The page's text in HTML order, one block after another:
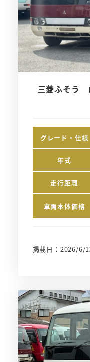
三菱ふそう
グレード・仕様
年式
走行距離
車両本体価格
掲載日：2026/6/